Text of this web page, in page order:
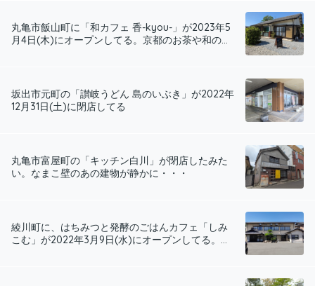
丸亀市飯山町に「和カフェ 香-kyou-」が2023年5
月4日(木)にオープンしてる。京都のお茶や和の...
坂出市元町の「讃岐うどん 島のいぶき」が2022年
12月31日(土)に閉店してる
丸亀市富屋町の「キッチン白川」が閉店したみた
い。なまこ壁のあの建物が静かに・・・
綾川町に、はちみつと発酵の​ごはんカフェ「しみ
こむ」が2022年3月9日(水)にオープンしてる。...